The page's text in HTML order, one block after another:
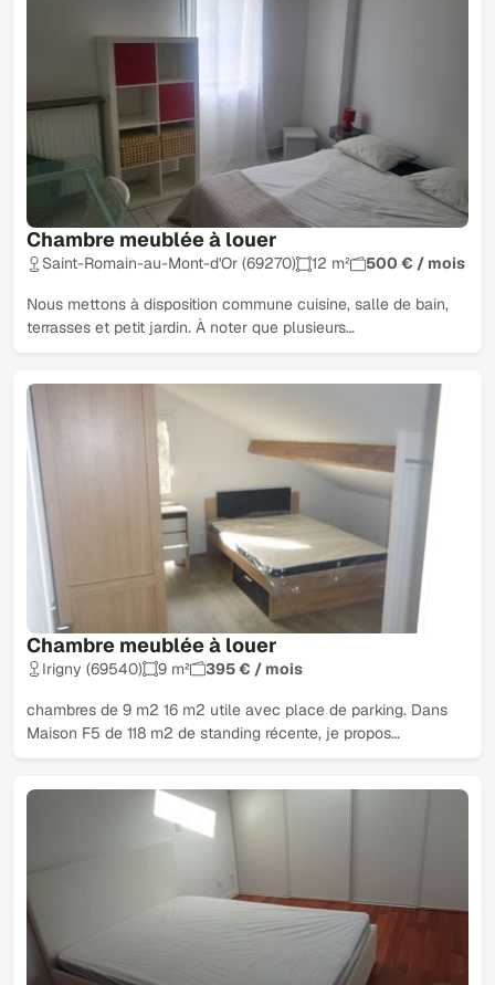
Chambre meublée à louer
Saint-Romain-au-Mont-d'Or (69270) 12 m² 500 € / mois
Nous mettons à disposition commune cuisine, salle de bain,
terrasses et petit jardin. À noter que plusieurs…
Chambre meublée à louer
Irigny (69540) 9 m² 395 € / mois
chambres de 9 m2 16 m2 utile avec place de parking. Dans
Maison F5 de 118 m2 de standing récente, je propos…